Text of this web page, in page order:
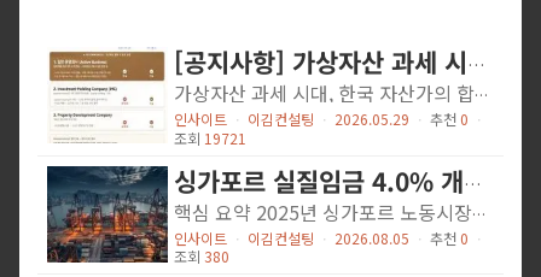
[공지사항] 가상자산 과세 시대, 한국 자산가의 합법적 선택지 — 싱가포르 법인 구조
가상자산 과세 시대, 한국 자산가의 합법적 선택지 — 싱가포르 법인 구조 법인세 17%·자본이득 비과세 원칙·국제 정보교환 체계 정합성 — 싱가포르 구조가 제공하는 것 시행(2027-01-01)을 앞두고 한국 가상자산 양도소득세는 2027년 1월 1일 시행으로 확정됐다.1 2024년 12월 소득세법 개정에 따라 세 번째이자 마지막 유예가 이뤄졌고, 시행 후에는 연 250만원 초과 양도소득에 대해 기타소득 분리과세 형태로 지방세 포함 22% 세율이 적용된다. 시행일 이전 보유분의 취득가액은 2026년 12월 31일 시가와 실제 취득가액 중 큰 금액으로 산정된다.1 신고와 세율 자체보다 본질적인 질문은 따로 있다. "나의 자산은 지금 어느 관할(jurisdiction)에서 관리되고 있으며, 시행(2027-01-01)을 앞둔 지금의 구조가 앞으로 10년의 의사결정에도 적합한가?" 1. 신고만의 문제가 아니다 — 거주자 판정의 함정 한국 거주자(tax resident)로 판정되는 한, 국내 가상자산 거래소뿐 아니라 해외 거래소에서의 처분 차익도 한국 과세 대상이다. 또한 일정 요건 충족 시 해외금융계좌 신고(HOFA) 와 국가 간 금융정보 자동교환(CRS) 의 적용을 받는다. 즉, 해외에 계좌만 옮기는 방식의 "회피"는 사실상 불가능하다. HOFA는 이미 시행 중이며 가상자산을 포함한다. 거주자·내국법인이 보유한 해외금융계좌 잔액 합계가 해당 연도 매월 말일 중 어느 하루라도 5억 원을 초과하면, 다음 해 6월에 관할 세무서에 신고해야 한다. 거래소·기관 수탁형 해외계좌는 신고 대상이며, 미신고·과소신고 시 금액의 10% (한도 10억 원) 과태료가 부과된다.2 문제는 단순 신고가 아니라 구조다. 개인 명의로 가상자산을 직접 보유·운용하는 한, 발생하는 모든 처분소득·평가차익은 개인 종합소득의 일부로...
인사이트 ㆍ 이김컨설팅 ㆍ 2026.05.29 ㆍ 추천 0 ㆍ
조회 19721
싱가포르 실질임금 4.0% 개선…핵심인재 선별 보상 전략 확산
핵심 요약 2025년 싱가포르 노동시장에서는 명목임금 상승률이 4.9%로 전년(5.6%) 대비 둔화됐음에도 불구하고, 소비자물가 상승률이 2.4%에서 0.9%로 급락하면서 실질임금 증가율이 오히려 3.2%에서 4.0%로 확대됐다. 기업들은 실적 개선에도 불구하고 전 직원 일괄 임금 인상보다 핵심 인재 유지에 보상을 집중하는 선별적 전략을 강화하고 있다. 정부의 점진적 임금 모델(PWM)과 최소 로컬 근로자 급여 기준(LQS) 등 제도적 장치도 산업별 임금 상승 편차에 영향을 미쳤다. 상세 내용 물가 안정과 싱가포르달러 강세가 만든 실질임금 개선 싱가포르 노동부(Ministry of Manpower, MOM)가 2025년 5월 발간한 보고서에 따르면, 정규직 근로자의 명목임금 상승률은 4.9%로 전년 대비 낮아졌다. 그러나 소비자물가 상승률이 같은 기간 0.9%로 크게 안정되면서 실질임금 증가율은 오히려 4.0%로 확대됐다. 싱가포르 통화청(Monetary Authority of Singapore, MAS)은 이 같은 물가 안정의 배경으로 국제 원자재·수입물가 상승세 완화와 싱가포르달러 강세를 지목했다. 수입 의존도가 높은 싱가포르 경제 특성상 통화 강세는 수입품 가격 상승 압력을 낮추는 효과를 내며, 글로벌 공급망 회복과 국내 수요 안정도 복합적으로 작용한 결과다. 일률적 인상 대신 핵심 인재 중심 보상으로 전환 실질임금 개선과 달리, 임금을 인상한 기업의 비율은 2024년 78.3%에서 2025년 72.4%로 감소했고, 동결 기업 비율은 18.5%에서 24.5%로 늘었다. 주목할 점은 이것이 경영 악화 때문이 아니라는 사실이다. 2025년 흑자 기업 비율은 83.1%로 전년(80.8%)보다 오히려 높았다. 기업들은 지정학적 갈등과 관세 정책 등 미래 불확실성에 대비해 이익을 선별적으로 배분하는 전략을 택했으며, MOM 조사에서 임금...
인사이트 ㆍ 이김컨설팅 ㆍ 2026.08.05 ㆍ 추천 0 ㆍ
조회 380